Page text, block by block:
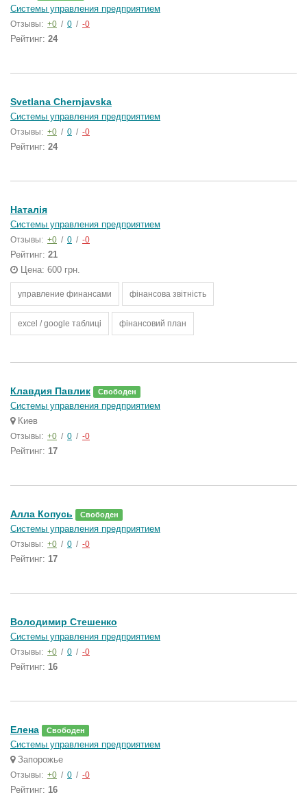
Системы управления предприятием
Отзывы: +0 / 0 / -0
Рейтинг: 24
Svetlana Chernjavska
Системы управления предприятием
Отзывы: +0 / 0 / -0
Рейтинг: 24
Наталія
Системы управления предприятием
Отзывы: +0 / 0 / -0
Рейтинг: 21
Цена: 600 грн.
управление финансами фінансова звітність
excel / google таблиці фінансовий план
Клавдия Павлик Свободен
Системы управления предприятием
Киев
Отзывы: +0 / 0 / -0
Рейтинг: 17
Алла Копусь Свободен
Системы управления предприятием
Отзывы: +0 / 0 / -0
Рейтинг: 17
Володимир Стешенко
Системы управления предприятием
Отзывы: +0 / 0 / -0
Рейтинг: 16
Елена Свободен
Системы управления предприятием
Запорожье
Отзывы: +0 / 0 / -0
Рейтинг: 16